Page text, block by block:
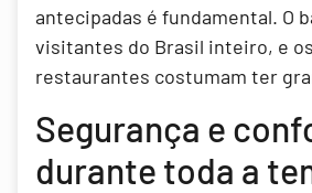
antecipadas é fundamental. O
visitantes do Brasil inteiro, e
restaurantes costumam ter
Segurança e
durante toda a